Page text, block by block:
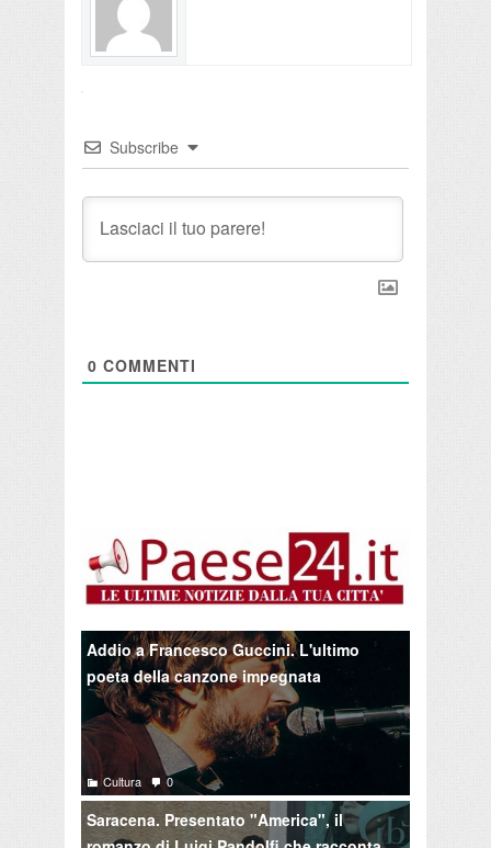
Subscribe
0 COMMENTI
Addio a Francesco Guccini. L'ultimo
poeta della canzone impegnata
Cultura 0
Saracena. Presentato "America", il